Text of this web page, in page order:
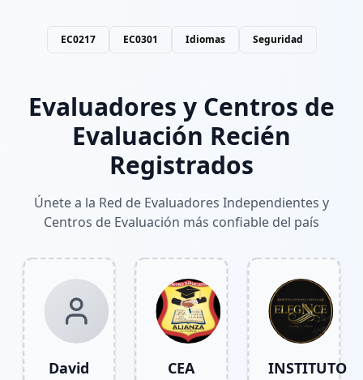
EC0217 EC0301 Idiomas Seguridad
Evaluadores y Centros de
Evaluación Recién
Registrados
Únete a la Red de Evaluadores Independientes y
Centros de Evaluación más confiable del país
CEA
INSTITUTO
CECODEP